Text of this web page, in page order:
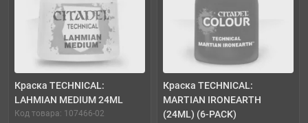
Краска TECHNICAL:
LAHMIAN MEDIUM 24ML
Код товара: 107466-02
Краска TECHNICAL:
MARTIAN IRONEARTH
(24ML) (6-PACK)